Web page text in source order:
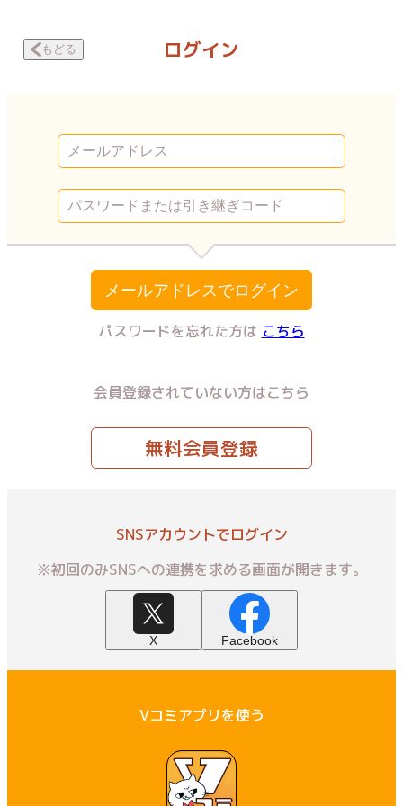
もどる ログイン
メールアドレスでログイン
パスワードを忘れた方は こちら
会員登録されていない方はこちら
無料会員登録
SNSアカウントでログイン
※初回のみSNSへの連携を求める画面が開きます。
X Facebook
Vコミアプリを使う